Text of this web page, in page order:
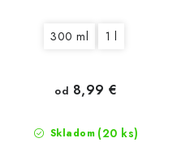
300 ml 1 l
Skladom (20 ks)
od 8,99 €